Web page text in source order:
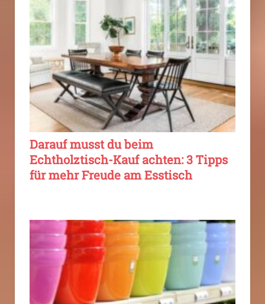
Darauf musst du beim
Echtholztisch-Kauf achten: 3 Tipps
für mehr Freude am Esstisch